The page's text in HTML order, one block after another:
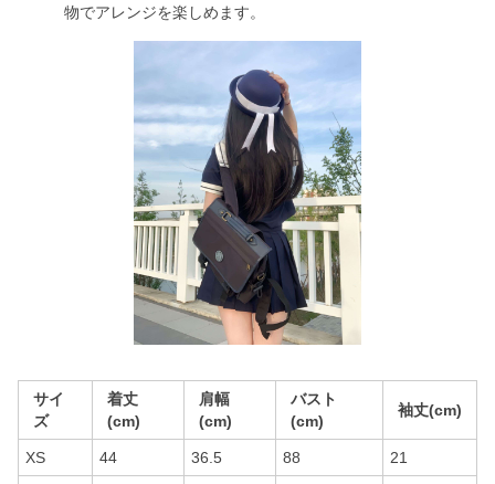
物でアレンジを楽しめます。
サイ
ズ
着丈
(cm)
肩幅
(cm)
バスト
(cm)
袖丈(cm)
XS 44 36.5 88 21